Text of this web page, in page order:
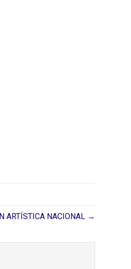
ARTÍSTICA NACIONAL →